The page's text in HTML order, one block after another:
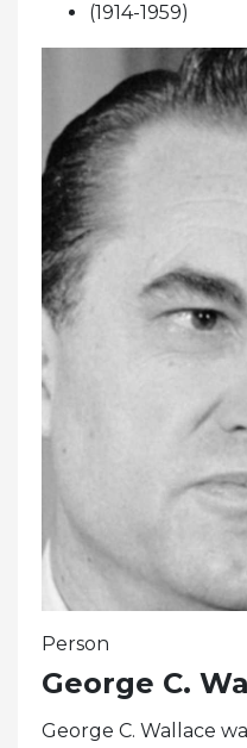
(1914-1959)
Person
George C.
George C. Wallace